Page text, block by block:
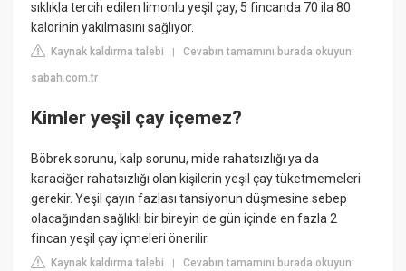
sıklıkla tercih edilen limonlu yeşil çay, 5 fincanda 70 ila 80
kalorinin yakılmasını sağlıyor.
Kaynak kaldırma talebi |Cevabın tamamını burada okuyun:
sabah.com.tr
Kimler yeşil çay içemez?
Böbrek sorunu, kalp sorunu, mide rahatsızlığı ya da
karaciğer rahatsızlığı olan kişilerin yeşil çay tüketmemeleri
gerekir. Yeşil çayın fazlası tansiyonun düşmesine sebep
olacağından sağlıklı bir bireyin de gün içinde en fazla 2
fincan yeşil çay içmeleri önerilir.
Kaynak kaldırma talebi |Cevabın tamamını burada okuyun: